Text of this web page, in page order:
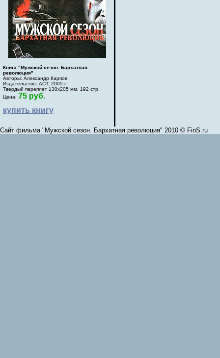
Книга "Мужской сезон. Бархатная
революция"
Авторы: Александр Карпов
Издательство: АСТ, 2005 г.
Твердый переплет 130х205 мм, 192 стр.
Цена: 75 руб.
купить книгу
Сайт фильма "Мужской сезон. Бархатная революция" 2010 © FinS.ru